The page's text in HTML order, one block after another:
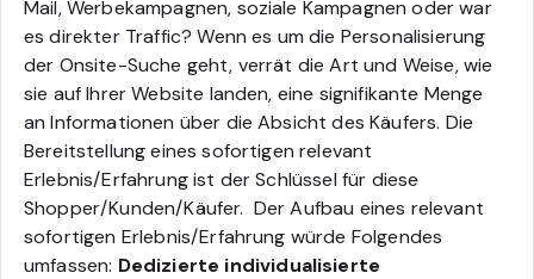
Mail, Werbekampagnen, soziale Kampagnen oder war
es direkter Traffic? Wenn es um die Personalisierung
der Onsite-Suche geht, verrät die Art und Weise, wie
sie auf Ihrer Website landen, eine signifikante Menge
an Informationen über die Absicht des Käufers. Die
Bereitstellung eines sofortigen relevant
Erlebnis/Erfahrung ist der Schlüssel für diese
Shopper/Kunden/Käufer. Der Aufbau eines relevant
sofortigen Erlebnis/Erfahrung würde Folgendes
umfassen: Dedizierte individualisierte